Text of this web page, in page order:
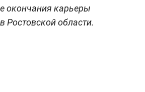
окончания карьеры
Ростовской области.